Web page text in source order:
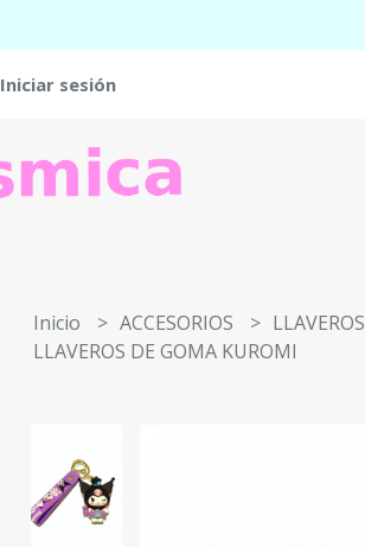
Iniciar sesión
Inicio ACCESORIOS
LLAVEROS
LLAVEROS DE GOMA KUROMI